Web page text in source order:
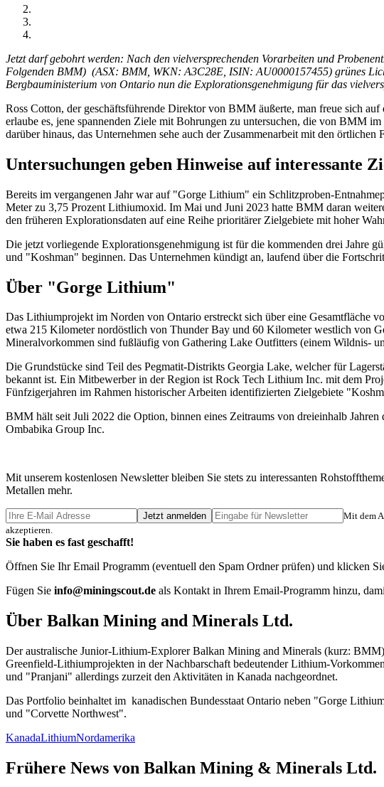
Jetzt darf gebohrt werden: Nach den vielversprechenden Vorarbeiten und
Folgenden BMM) (ASX: BMM, WKN: A3C28E, ISIN: AU0000157455) grünes
Bergbauministerium von Ontario nun die Explorationsgenehmigung für das
Ross Cotton, der geschäftsführende Direktor von BMM äußerte, man freue sich
erlaube es, jene spannenden Ziele mit Bohrungen zu untersuchen, die von BMM
darüber hinaus, das Unternehmen sehe auch der Zusammenarbeit mit den
Untersuchungen geben Hinweise auf interessante
Bereits im vergangenen Jahr war auf "Gorge Lithium" ein Schlitzproben-
Meter zu 3,75 Prozent Lithiumoxid. Im Mai und Juni 2023 hatte BMM daran
den früheren Explorationsdaten auf eine Reihe prioritärer Zielgebiete mit hoher
Die jetzt vorliegende Explorationsgenehmigung ist für die kommenden drei Jahre
und "Koshman" beginnen. Das Unternehmen kündigt an, laufend über die
Über "Gorge Lithium"
Das Lithiumprojekt im Norden von Ontario erstreckt sich über eine Gesamtfläche
etwa 215 Kilometer nordöstlich von Thunder Bay und 60 Kilometer westlich von
Mineralvorkommen sind fußläufig von Gathering Lake Outfitters (einem Wildnis-
Die Grundstücke sind Teil des Pegmatit-Distrikts Georgia Lake, welcher für
bekannt ist. Ein Mitbewerber in der Region ist Rock Tech Lithium Inc. mit dem
Fünfzigerjahren im Rahmen historischer Arbeiten identifizierten Zielgebiete
BMM hält seit Juli 2022 die Option, binnen eines Zeitraums von dreieinhalb
Ombabika Group Inc.
Mit unserem kostenlosen Newsletter bleiben Sie stets zu interessanten
Metallen mehr.
Jetzt anmelden Mit dem
akzeptieren.
Sie haben es fast geschafft!
Öffnen Sie Ihr Email Programm (eventuell den Spam Ordner prüfen) und klicken
Fügen Sie info@miningscout.de als Kontakt in Ihrem Email-Programm hinzu,
Über Balkan Mining and Minerals Ltd.
Der australische Junior-Lithium-Explorer Balkan Mining and Minerals (kurz:
Greenfield-Lithiumprojekten in der Nachbarschaft bedeutender Lithium-
und "Pranjani" allerdings zurzeit den Aktivitäten in Kanada nachgeordnet.
Das Portfolio beinhaltet im kanadischen Bundesstaat Ontario neben "Gorge
und "Corvette Northwest".
KanadaLithiumNordamerika
Frühere News von Balkan Mining & Minerals Ltd.